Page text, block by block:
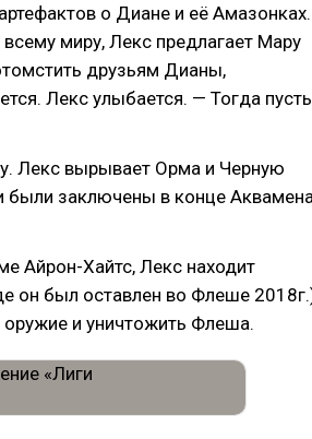
о Диане и её Амазонках.
миру, Лекс предлагает Мару
друзьям Дианы,
Лекс улыбается. — Тогда пусть
Лекс вырывает Орма и Черную
были заключены в конце
Айрон-Хайтс, Лекс находит
он был оставлен во Флеше
оружие и уничтожить Флеша.